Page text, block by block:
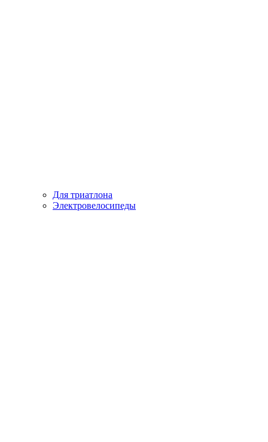
Для триатлона
Электровелосипеды